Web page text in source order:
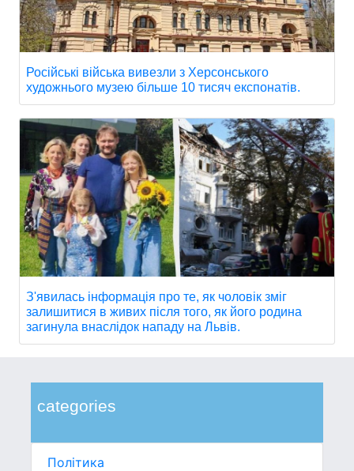
categories
Політика
Російські війська вивезли з Херсонського
художнього музею більше 10 тисяч експонатів.
З'явилась інформація про те, як чоловік зміг
залишитися в живих після того, як його родина
загинула внаслідок нападу на Львів.